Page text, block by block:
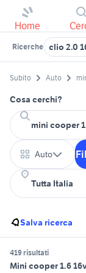
Home
Ricerche clio 2.0
Subito Auto
Cosa cerchi?
Auto
Salva ricerca
419 risultati
Mini cooper 1.6